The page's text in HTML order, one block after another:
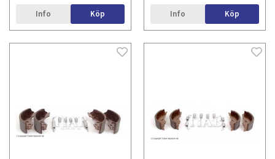
Info Köp Info Köp